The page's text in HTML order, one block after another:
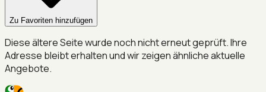
Zu Favoriten hinzufügen
Diese ältere Seite wurde noch nicht erneut geprüft. Ihre
Adresse bleibt erhalten und wir zeigen ähnliche aktuelle
Angebote.